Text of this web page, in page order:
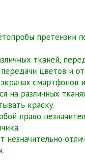
претензии
тканей,
цветов и
на различных
краску.
право